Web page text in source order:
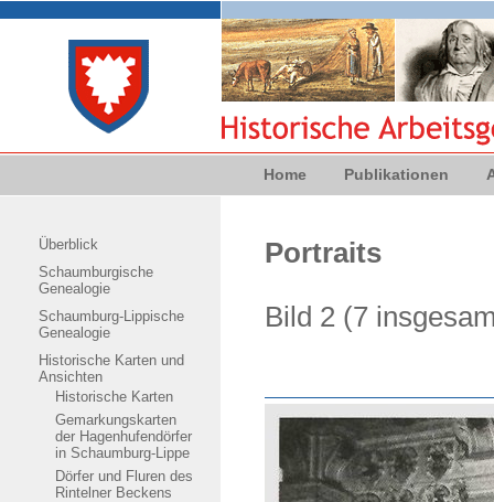
Home Publikationen
Überblick
Schaumburgische
Genealogie
Schaumburg-Lippische
Genealogie
Historische Karten und
Ansichten
Historische Karten
Gemarkungskarten
der Hagenhufendörfer
in Schaumburg-Lippe
Dörfer und Fluren des
Rintelner Beckens
Portraits
Bild 2 (7